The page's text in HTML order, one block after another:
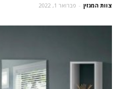
צוות המגזין - פברואר 1, 2022